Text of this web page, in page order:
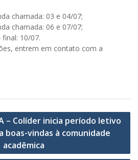
chamada: 03 e 04/07;
chamada: 06 e 07/07;
final: 10/07.
entrem em contato com a
– Colíder inicia período letivo
boas-vindas à comunidade
acadêmica